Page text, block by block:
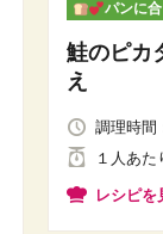
パンに
鮭のピカ
え
調理時間
１人あた
レシピを